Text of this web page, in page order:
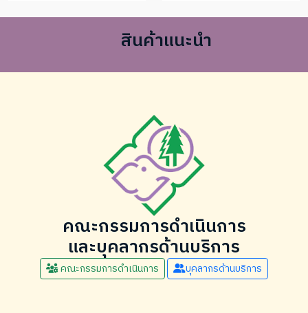
สินค้าแนะนำ
คณะกรรมการดำเนินการ
และบุคลากรด้านบริการ
คณะกรรมการดำเนินการ บุคลากรด้านบริการ